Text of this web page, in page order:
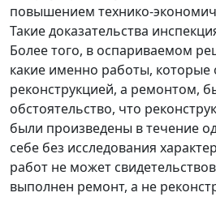
повышением технико-
Такие доказательства
Более того, в оспариваемом
какие именно работы, которые
реконструкцией, а ремонтом,
обстоятельство, что
были произведены в течение
себе без исследования
работ не может
выполнен ремонт, а не